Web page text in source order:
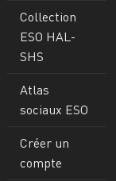
Collection
ESO HAL-
SHS
Atlas
sociaux ESO
Créer un
compte